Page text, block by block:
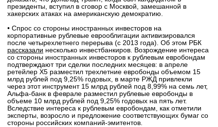
вконтакте
телеграм
Стать автором
Вход
президенты, вступил в сговор с Москвой, замешанной в
хакерских атаках на американскую демократию.
• Cпрос со стороны иностранных инвесторов на
корпоративные рублевые еврооблигации активизировался
после четырехлетнего перерыва (с 2013 года). Об этом РБК
рассказали несколько инвестбанкиров. Возрождение интереса
со стороны иностранных инвесторов к рублевым евробондам
подтверждают три сделки последних месяцев: в апреле
ретейлер X5 разместил трехлетние евробонды объемом 15
млрд рублей под 9,25% годовых, в марте РЖД привлекли
через этот инструмент 15 млрд рублей под 8,99% на семь лет,
Альфа-банк в феврале разместил рублевые евробонды в
объеме 10 млрд рублей под 9,25% годовых на пять лет.
Вследствие интереса к рублевым евробондам, как отметили
эксперты, возросло и предложение соответствующих бумаг со
стороны российских компаний-эмитентов.